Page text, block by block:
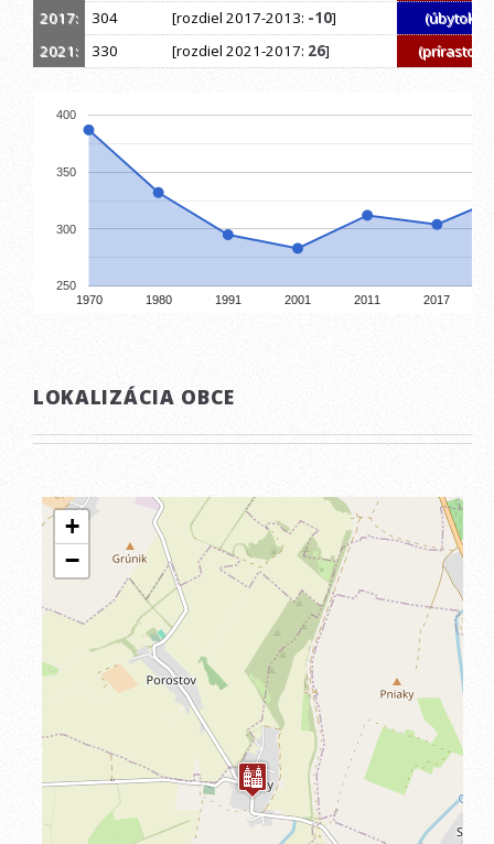
2017:
304 [rozdiel 2017-2013: -10]
(úbytok)
2021:
330 [rozdiel 2021-2017: 26] (prírastok)
1970 1980 1991 2001 2011 2017
250
300
350
400
LOKALIZÁCIA OBCE